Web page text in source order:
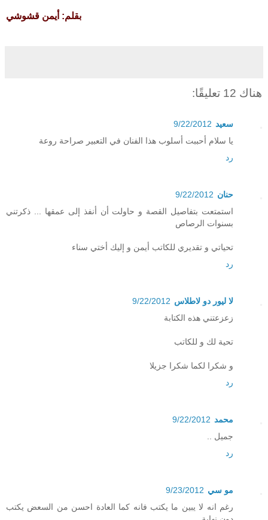
بقلم: أيمن قشوشي
هناك 12 تعليقًا:
سعيد 9/22/2012
يا سلام أحببت أسلوب هذا الفنان في التعبير صراحة روعة
رد
حنان 9/22/2012
استمتعت بتفاصيل القصة و حاولت أن أنفذ إلى عمقها ... ذكرتني
بسنوات الرصاص
تحياتي و تقديري للكاتب أيمن و إليك أختي سناء
رد
لا ليور دو لاطلاس 9/22/2012
زعزعتني هذه الكتابة
تحية لك و للكاتب
و شكرا لكما شكرا جزيلا
رد
محمد 9/22/2012
جميل ..
رد
مو سي 9/23/2012
رغم انه لا يبين ما يكتب فانه كما العادة احسن من السعض يكتب